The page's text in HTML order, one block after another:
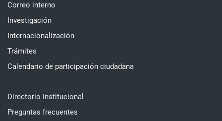
Correo interno
Investigación
Internacionalización
Trámites
Calendario de participación ciudadana
Directorio Institucional
Preguntas frecuentes